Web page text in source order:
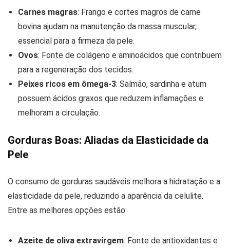
Carnes magras: Frango e cortes magros de carne
bovina ajudam na manutenção da massa muscular,
essencial para a firmeza da pele.
Ovos: Fonte de colágeno e aminoácidos que contribuem
para a regeneração dos tecidos.
Peixes ricos em ômega-3: Salmão, sardinha e atum
possuem ácidos graxos que reduzem inflamações e
melhoram a circulação.
Gorduras Boas: Aliadas da Elasticidade da
Pele
O consumo de gorduras saudáveis melhora a hidratação e a
elasticidade da pele, reduzindo a aparência da celulite.
Entre as melhores opções estão:
Azeite de oliva extravirgem: Fonte de antioxidantes e